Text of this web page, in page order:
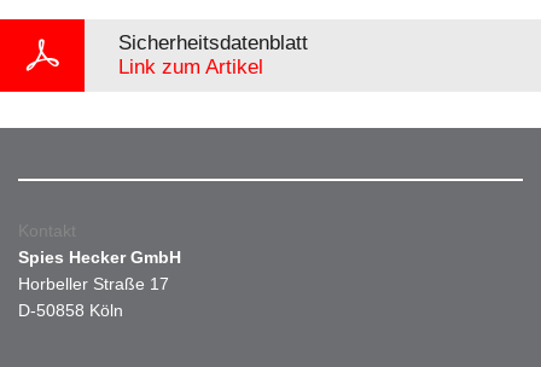
Sicherheitsdatenblatt
Link zum Artikel
Kontakt
Spies Hecker GmbH
Horbeller Straße 17
D-50858 Köln